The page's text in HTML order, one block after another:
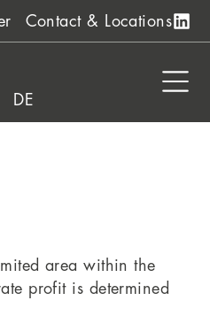
Contact & Locations
DE
area within the
profit is determined